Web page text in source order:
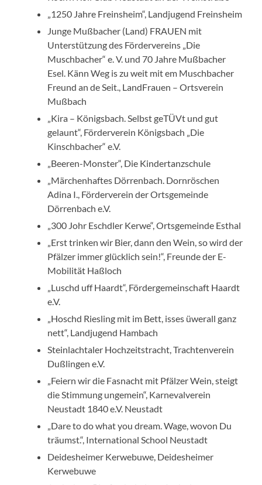
„1250 Jahre Freinsheim“, Landjugend Freinsheim
Junge Mußbacher (Land) FRAUEN mit
Unterstützung des Fördervereins „Die
Muschbacher“ e. V. und 70 Jahre Mußbacher
Esel. Känn Weg is zu weit mit em Muschbacher
Freund an de Seit., LandFrauen – Ortsverein
Mußbach
„Kira – Königsbach. Selbst geTÜVt und gut
gelaunt“, Förderverein Königsbach „Die
Kinschbacher“ e.V.
„Beeren-Monster“, Die Kindertanzschule
„Märchenhaftes Dörrenbach. Dornröschen
Adina I., Förderverein der Ortsgemeinde
Dörrenbach e.V.
„300 Johr Eschdler Kerwe“, Ortsgemeinde Esthal
„Erst trinken wir Bier, dann den Wein, so wird der
Pfälzer immer glücklich sein!“, Freunde der E-
Mobilität Haßloch
„Luschd uff Haardt“, Fördergemeinschaft Haardt
e.V.
„Hoschd Riesling mit im Bett, isses üwerall ganz
nett“, Landjugend Hambach
Steinlachtaler Hochzeitstracht, Trachtenverein
Dußlingen e.V.
„Feiern wir die Fasnacht mit Pfälzer Wein, steigt
die Stimmung ungemein“, Karnevalverein
Neustadt 1840 e.V. Neustadt
„Dare to do what you dream. Wage, wovon Du
träumst.“, International School Neustadt
Deidesheimer Kerwebuwe, Deidesheimer
Kerwebuwe